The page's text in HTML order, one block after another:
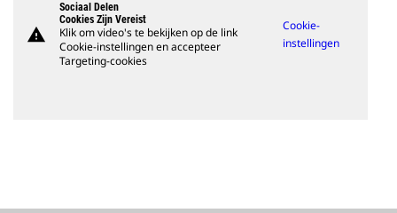
warning
Sociaal Delen
Cookies Zijn Vereist
Klik om video's te bekijken op de link
Cookie-instellingen en accepteer
Targeting-cookies
Cookie-
instellingen